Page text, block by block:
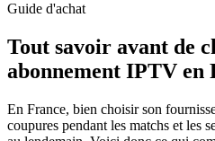
Guide d'achat
Tout savoir avant de
abonnement IPTV en
En France, bien choisir son
coupures pendant les matchs et les